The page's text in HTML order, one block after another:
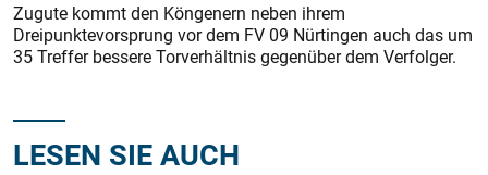
Zugute kommt den Köngenern neben ihrem
Dreipunktevorsprung vor dem FV 09 Nürtingen auch das um
35 Treffer bessere Torverhältnis gegenüber dem Verfolger.
LESEN SIE AUCH